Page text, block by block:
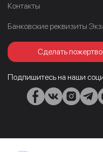
Контакты
Банковские реквизиты
Сделать
Подпишитесь на наши